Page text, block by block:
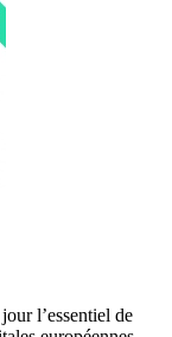
l’essentiel de